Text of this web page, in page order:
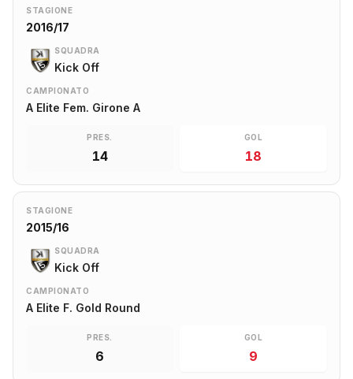
STAGIONE
2016/17
SQUADRA
Kick Off
CAMPIONATO
A Elite Fem. Girone A
PRES.
14
GOL
18
STAGIONE
2015/16
SQUADRA
Kick Off
CAMPIONATO
A Elite F. Gold Round
PRES.
6
GOL
9